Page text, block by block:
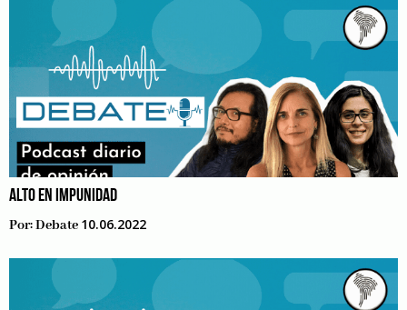
ALTO EN IMPUNIDAD
Por:Debate 10.06.2022